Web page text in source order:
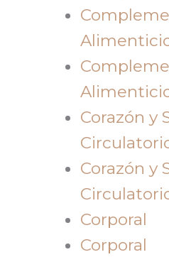
Corazón y
Corazón y
Corporal
Corporal